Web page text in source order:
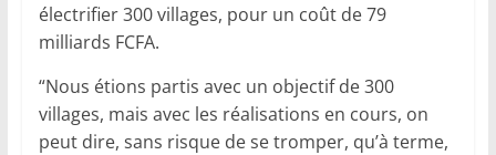
électrifier 300 villages, pour un coût de 79
milliards FCFA.
“Nous étions partis avec un objectif de 300
villages, mais avec les réalisations en cours, on
peut dire, sans risque de se tromper, qu’à terme,